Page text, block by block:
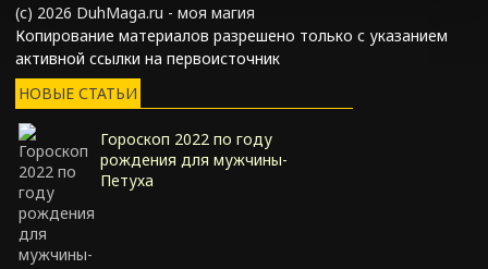
(с) 2026 DuhMaga.ru - моя магия
Копирование материалов разрешено только с указанием
активной ссылки на первоисточник
НОВЫЕ СТАТЬИ
Гороскоп 2022 по году
рождения для мужчины-
Петуха